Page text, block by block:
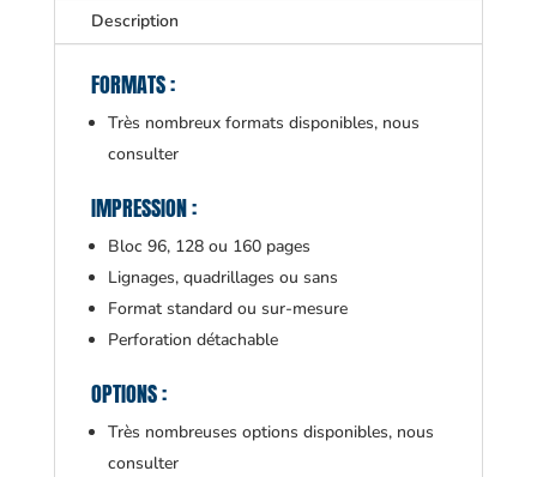
Description
FORMATS :
Très nombreux formats disponibles, nous
consulter
IMPRESSION :
Bloc 96, 128 ou 160 pages
Lignages, quadrillages ou sans
Format standard ou sur-mesure
Perforation détachable
OPTIONS :
Très nombreuses options disponibles, nous
consulter